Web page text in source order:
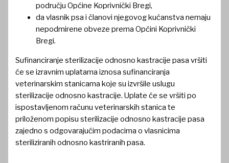
području Općine Koprivnički Bregi,
da vlasnik psa i članovi njegovog kućanstva nemaju
nepodmirene obveze prema Općini Koprivnički
Bregi.
Sufinanciranje sterilizacije odnosno kastracije pasa vršiti
će se izravnim uplatama iznosa sufinanciranja
veterinarskim stanicama koje su izvršile uslugu
sterilizacije odnosno kastracije. Uplate će se vršiti po
ispostavljenom računu veterinarskih stanica te
priloženom popisu sterilizacije odnosno kastracije pasa
zajedno s odgovarajućim podacima o vlasnicima
steriliziranih odnosno kastriranih pasa.